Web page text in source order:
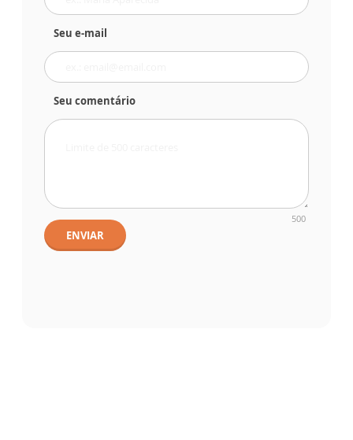
Seu e-mail
Seu comentário
500
ENVIAR